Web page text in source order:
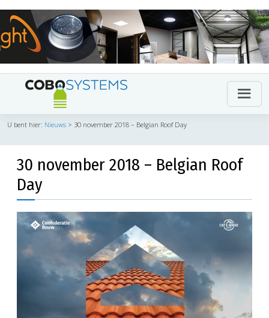
U bent hier: Nieuws > 30 november 2018 – Belgian Roof Day
30 november 2018 – Belgian Roof
Day